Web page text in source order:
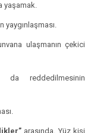
yaşamak.
yaygınlaşması.
ulaşmanın çekici
da reddedilmesinin
arasında. Yüz kişi